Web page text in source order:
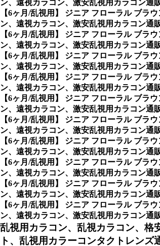
ン、遠視カラコン、激安乱視用カラコン通
【6ヶ月/乱視用】 ジニア フローラル ブラ
ン、遠視カラコン、激安乱視用カラコン通
【6ヶ月/乱視用】 ジニア フローラル ブラ
ン、遠視カラコン、激安乱視用カラコン通
【6ヶ月/乱視用】 ジニア フローラル ブラ
ン、遠視カラコン、激安乱視用カラコン通
【6ヶ月/乱視用】 ジニア フローラル ブラ
ン、遠視カラコン、激安乱視用カラコン通
【6ヶ月/乱視用】 ジニア フローラル ブラ
ン、遠視カラコン、激安乱視用カラコン通
【6ヶ月/乱視用】 ジニア フローラル ブラ
ン、遠視カラコン、激安乱視用カラコン通
【6ヶ月/乱視用】 ジニア フローラル ブラ
ン、遠視カラコン、激安乱視用カラコン通
【6ヶ月/乱視用】 ジニア フローラル ブラ
ン、遠視カラコン、激安乱視用カラコン通
【6ヶ月/乱視用】 ジニア フローラル ブラ
ン、遠視カラコン、激安乱視用カラコン通
【6ヶ月/乱視用】 ジニア フローラル ブラ
ン、遠視カラコン、激安乱視用カラコン通
乱視用カラコン、乱視カラコン、格
ト、乱視用カラーコンタクトレンズ